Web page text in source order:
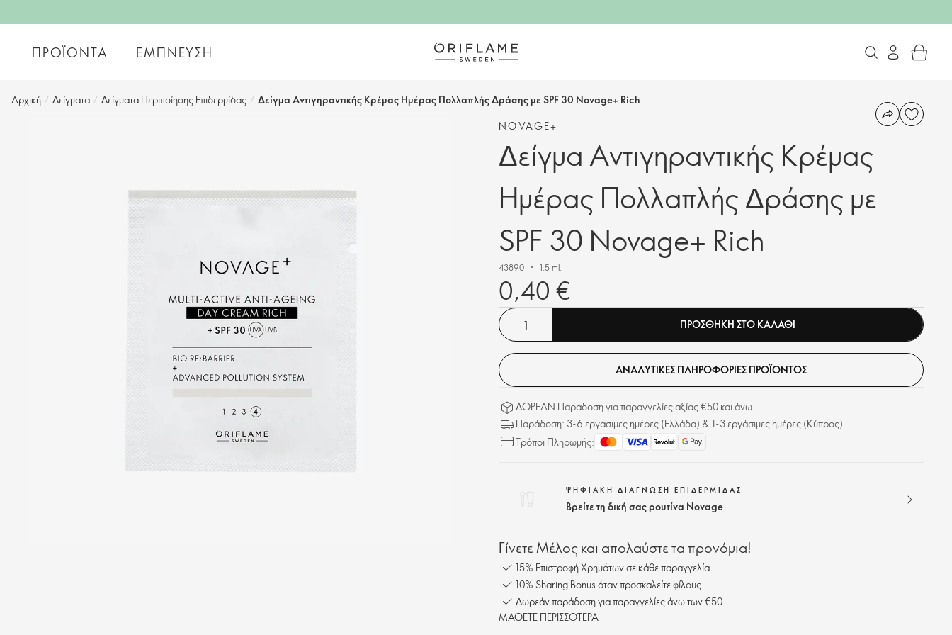
ΠΡΟΪΌΝΤΑ ΈΜΠΝΕΥΣΗ
Αρχική / Δείγματα / Δείγματα Περιποίησης Επιδερμίδας / Δείγμα Αντιγηραντικής Κρέμας Ημέρας Πολλαπλής Δράσης με SPF 30 Novage+ Rich
NOVAGE+
Δείγμα Αντιγηραντικής Κρέμας
Ημέρας Πολλαπλής Δράσης με
SPF 30 Novage+ Rich
43890 1.5 ml.
0,40 €
ΠΡΟΣΘΗΚΗ ΣΤΟ ΚΑΛΑΘΙ
ΑΝΑΛΥΤΙΚΈΣ ΠΛΗΡΟΦΟΡΊΕΣ ΠΡΟΪΌΝΤΟΣ
ΔΩΡΕΑΝ Παράδοση για παραγγελίες αξίας €50 και άνω
Παράδοση: 3-6 εργάσιμες ημέρες (Ελλάδα) & 1-3 εργάσιμες ημέρες (Κύπρος)
Τρόποι Πληρωμής:
ΨΗΦΙΑΚΗ ΔΙΑΓΝΩΣΗ ΕΠΙΔΕΡΜΙΔΑΣ
Βρείτε τη δική σας ρουτίνα Novage
Γίνετε Μέλος και απολαύστε τα προνόμια!
15% Επιστροφή Χρημάτων σε κάθε παραγγελία.
10% Sharing Bonus όταν προσκαλείτε φίλους.
Δωρεάν παράδοση για παραγγελίες άνω των €50.
ΜΑΘΕΤΕ ΠΕΡΙΣΣΟΤΕΡΑ